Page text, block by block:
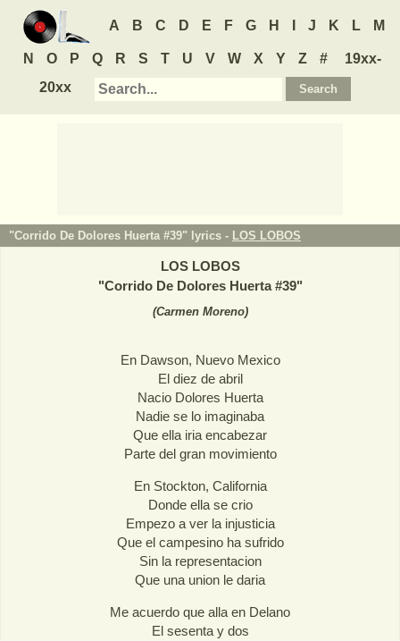
A B C D E F G H J K L M
N O P Q R S T U V W X Y Z #
19xx-
20xx
"Corrido De Dolores Huerta #39" lyrics - LOS LOBOS
LOS LOBOS
"Corrido De Dolores Huerta #39"
(Carmen Moreno)
En Dawson, Nuevo Mexico
El diez de abril
Nacio Dolores Huerta
Nadie se lo imaginaba
Que ella iria encabezar
Parte del gran movimiento
En Stockton, California
Donde ella se crio
Empezo a ver la injusticia
Que el campesino ha sufrido
Sin la representacion
Que una union le daria
Me acuerdo que alla en Delano
El sesenta y dos